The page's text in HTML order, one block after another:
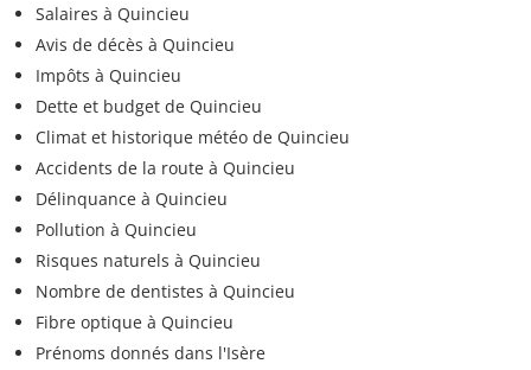
Salaires à Quincieu
Avis de décès à Quincieu
Impôts à Quincieu
Dette et budget de Quincieu
Climat et historique météo de Quincieu
Accidents de la route à Quincieu
Délinquance à Quincieu
Pollution à Quincieu
Risques naturels à Quincieu
Nombre de dentistes à Quincieu
Fibre optique à Quincieu
Prénoms donnés dans l'Isère